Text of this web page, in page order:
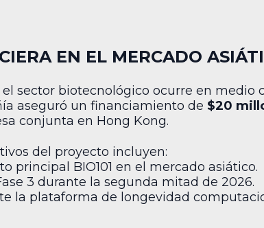
EN EL MERCADO
sector biotecnológico ocurre en medio
aseguró un financiamiento de $20
conjunta en Hong Kong.
del proyecto incluyen:
principal BIO101 en el mercado asiático.
3 durante la segunda mitad de 2026.
la plataforma de longevidad